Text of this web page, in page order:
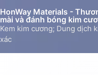
HonWay Materials -
mài và đánh bóng kim
Kem kim cương; Dung dịch
xác